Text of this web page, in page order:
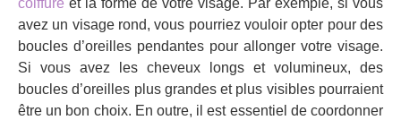
coiffure et la forme de votre visage. Par exemple, si vous
avez un visage rond, vous pourriez vouloir opter pour des
boucles d’oreilles pendantes pour allonger votre visage.
Si vous avez les cheveux longs et volumineux, des
boucles d’oreilles plus grandes et plus visibles pourraient
être un bon choix. En outre, il est essentiel de coordonner